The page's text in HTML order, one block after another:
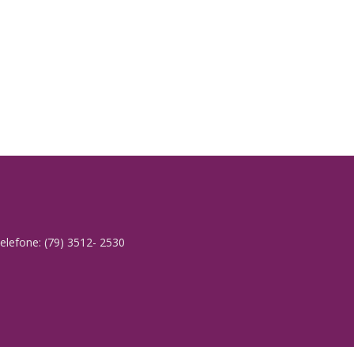
(79) 3512- 2530